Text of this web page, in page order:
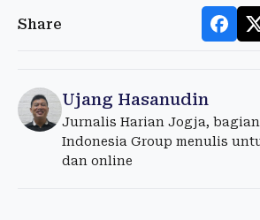
Share
Ujang Hasanudin
Jurnalis Harian Jogja,
Indonesia Group menulis
dan online